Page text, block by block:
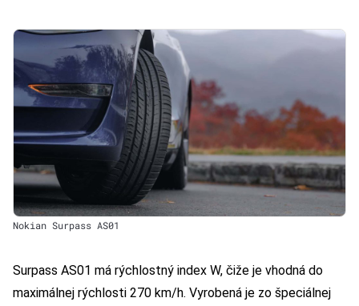
Nokian Surpass AS01
Surpass AS01 má rýchlostný index W, čiže je vhodná do
maximálnej rýchlosti 270 km/h. Vyrobená je zo špeciálnej